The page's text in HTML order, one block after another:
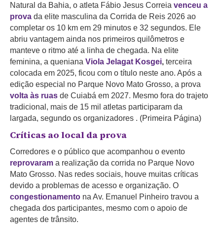
Natural da Bahia, o atleta Fábio Jesus Correia venceu a
prova da elite masculina da Corrida de Reis 2026 ao
completar os 10 km em 29 minutos e 32 segundos. Ele
abriu vantagem ainda nos primeiros quilômetros e
manteve o ritmo até a linha de chegada. Na elite
feminina, a queniana Viola Jelagat Kosgei, terceira
colocada em 2025, ficou com o título neste ano. Após a
edição especial no Parque Novo Mato Grosso, a prova
volta às ruas de Cuiabá em 2027. Mesmo fora do trajeto
tradicional, mais de 15 mil atletas participaram da
largada, segundo os organizadores . (Primeira Página)
Críticas ao local da prova
Corredores e o público que acompanhou o evento
reprovaram a realização da corrida no Parque Novo
Mato Grosso. Nas redes sociais, houve muitas críticas
devido a problemas de acesso e organização. O
congestionamento na Av. Emanuel Pinheiro travou a
chegada dos participantes, mesmo com o apoio de
agentes de trânsito.